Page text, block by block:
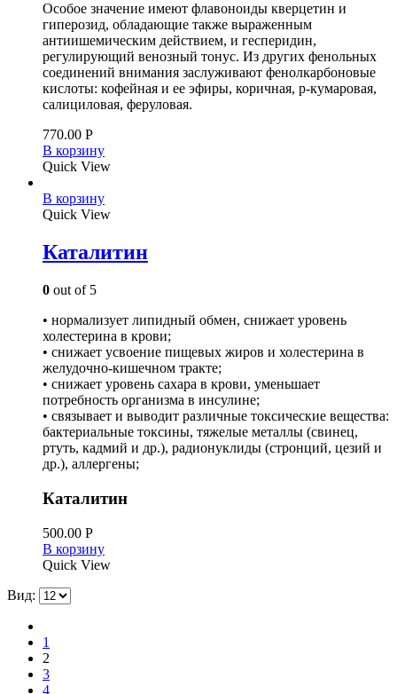
Особое значение имеют флавоноиды кверцетин и
гиперозид, обладающие также выраженным
антиишемическим действием, и гесперидин,
регулирующий венозный тонус. Из других фенольных
соединений внимания заслуживают фенолкарбоновые
кислоты: кофейная и ее эфиры, коричная, р-кумаровая,
салициловая, феруловая.
770.00 Р
В корзину
Quick View
В корзину
Quick View
Каталитин
0 out of 5
• нормализует липидный обмен, снижает уровень
холестерина в крови;
• снижает усвоение пищевых жиров и холестерина в
желудочно-кишечном тракте;
• снижает уровень сахара в крови, уменьшает
потребность организма в инсулине;
• связывает и выводит различные токсические вещества:
бактериальные токсины, тяжелые металлы (свинец,
ртуть, кадмий и др.), радионуклиды (стронций, цезий и
др.), аллергены;
Каталитин
500.00 Р
В корзину
Quick View
Вид:
1
2
3
4